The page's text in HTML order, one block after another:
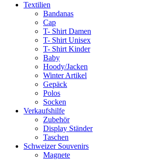
Textilien
Bandanas
Cap
T- Shirt Damen
T- Shirt Unisex
T- Shirt Kinder
Baby
Hoody/Jacken
Winter Artikel
Gepäck
Polos
Socken
Verkaufshilfe
Zubehör
Display Ständer
Taschen
Schweizer Souvenirs
Magnete